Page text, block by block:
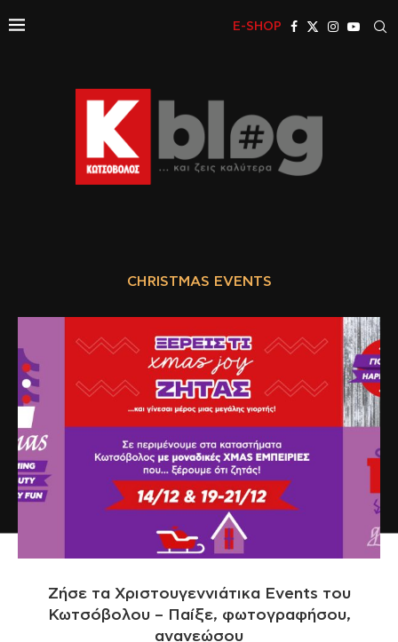
E-SHOP
CHRISTMAS EVENTS
Ζήσε τα Χριστουγεννιάτικα Events του
Κωτσόβολου – Παίξε, φωτογραφήσου,
ανανεώσου